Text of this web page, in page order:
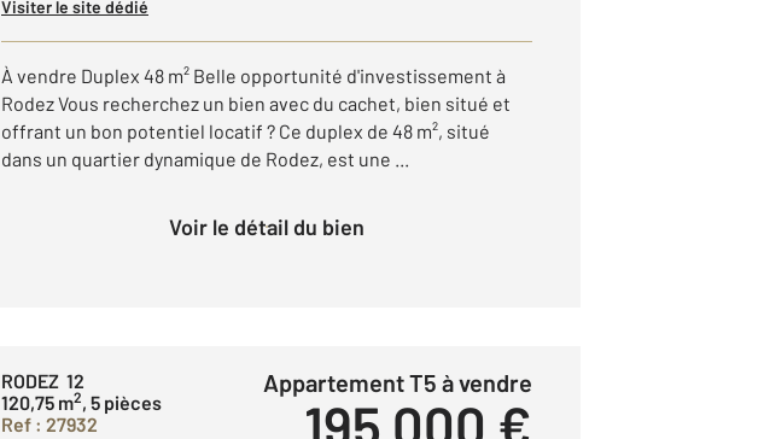
Visiter le site dédié
À vendre Duplex 48 m² Belle opportunité d'investissement à
Rodez Vous recherchez un bien avec du cachet, bien situé et
offrant un bon potentiel locatif ? Ce duplex de 48 m², situé
dans un quartier dynamique de Rodez, est une ...
Voir le détail du bien
RODEZ 12
120,75 m2, 5 pièces
Ref : 27932
Appartement T5 à vendre
195 000 €